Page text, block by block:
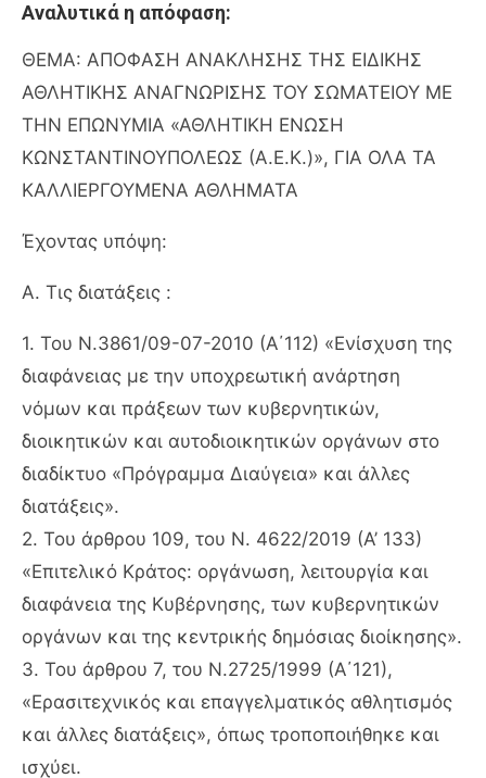
Αναλυτικά η απόφαση:
ΘΕΜΑ: ΑΠΟΦΑΣΗ ΑΝΑΚΛΗΣΗΣ ΤΗΣ ΕΙΔΙΚΗΣ
ΑΘΛΗΤΙΚΗΣ ΑΝΑΓΝΩΡΙΣΗΣ ΤΟΥ ΣΩΜΑΤΕΙΟΥ ΜΕ
ΤΗΝ ΕΠΩΝΥΜΙΑ «ΑΘΛΗΤΙΚΗ ΕΝΩΣΗ
ΚΩΝΣΤΑΝΤΙΝΟΥΠΟΛΕΩΣ (Α.Ε.Κ.)», ΓΙΑ ΟΛΑ ΤΑ
ΚΑΛΛΙΕΡΓΟΥΜΕΝΑ ΑΘΛΗΜΑΤΑ
Έχοντας υπόψη:
Α. Τις διατάξεις :
1. Του Ν.3861/09-07-2010 (Α΄112) «Ενίσχυση της
διαφάνειας με την υποχρεωτική ανάρτηση
νόμων και πράξεων των κυβερνητικών,
διοικητικών και αυτοδιοικητικών οργάνων στο
διαδίκτυο «Πρόγραμμα Διαύγεια» και άλλες
διατάξεις».
2. Του άρθρου 109, του Ν. 4622/2019 (Α’ 133)
«Επιτελικό Κράτος: οργάνωση, λειτουργία και
διαφάνεια της Κυβέρνησης, των κυβερνητικών
οργάνων και της κεντρικής δημόσιας διοίκησης».
3. Του άρθρου 7, του Ν.2725/1999 (Α΄121),
«Ερασιτεχνικός και επαγγελματικός αθλητισμός
και άλλες διατάξεις», όπως τροποποιήθηκε και
ισχύει.